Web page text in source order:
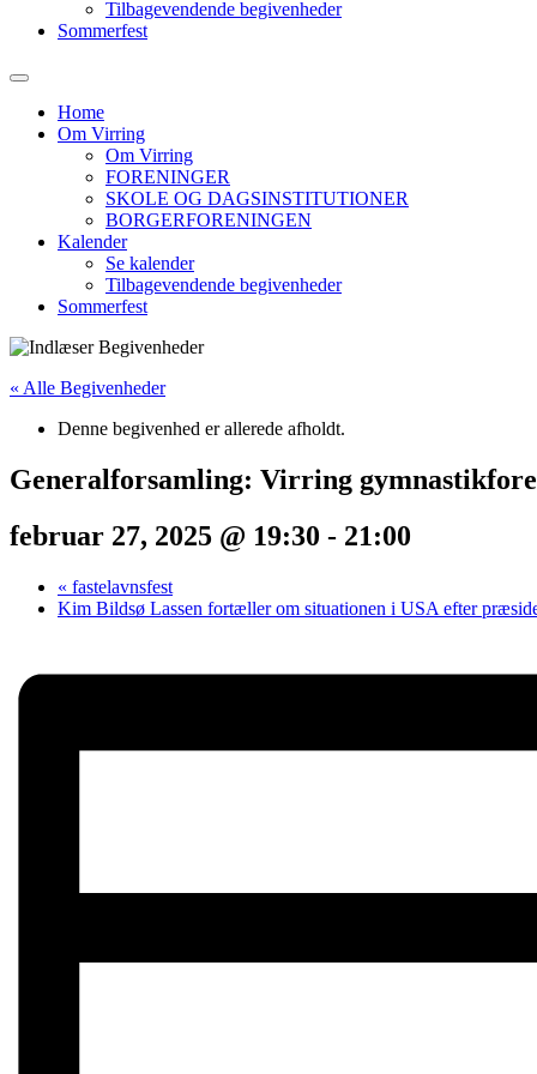
Tilbagevendende begivenheder
Sommerfest
Home
Om Virring
Om Virring
FORENINGER
SKOLE OG DAGSINSTITUTIONER
BORGERFORENINGEN
Kalender
Se kalender
Tilbagevendende begivenheder
Sommerfest
« Alle Begivenheder
Denne begivenhed er allerede afholdt.
Generalforsamling: Virring
februar 27, 2025 @ 19:30 - 21:00
« fastelavnsfest
Kim Bildsø Lassen fortæller om situationen i USA efter